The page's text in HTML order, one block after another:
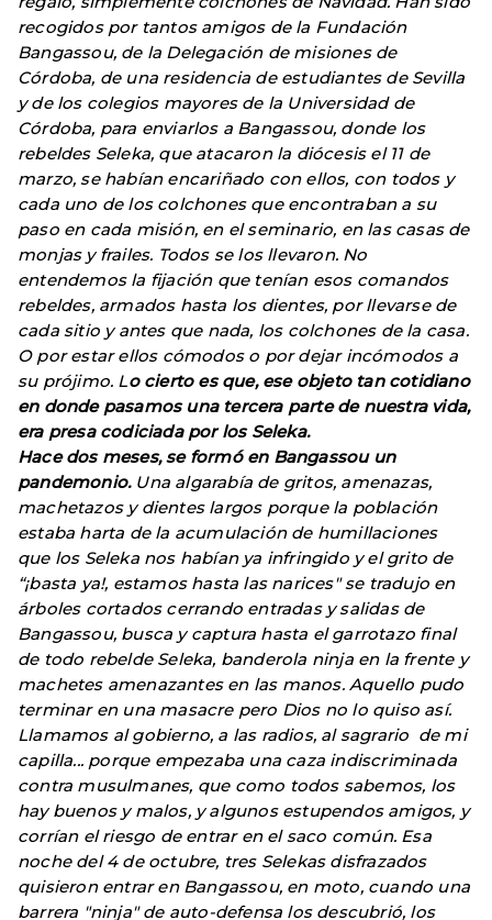
recogidos por tantos amigos de la Fundación
Bangassou, de la Delegación de misiones de
Córdoba, de una residencia de estudiantes de Sevilla
y de los colegios mayores de la Universidad de
Córdoba, para enviarlos a Bangassou, donde los
rebeldes Seleka, que atacaron la diócesis el 11 de
marzo, se habían encariñado con ellos, con todos y
cada uno de los colchones que encontraban a su
paso en cada misión, en el seminario, en las casas de
monjas y frailes. Todos se los llevaron. No
entendemos la fijación que tenían esos comandos
rebeldes, armados hasta los dientes, por llevarse de
cada sitio y antes que nada, los colchones de la casa.
O por estar ellos cómodos o por dejar incómodos a
su prójimo. Lo cierto es que, ese objeto tan cotidiano
en donde pasamos una tercera parte de nuestra vida,
era presa codiciada por los Seleka.
Hace dos meses, se formó en Bangassou un
pandemonio. Una algarabía de gritos, amenazas,
machetazos y dientes largos porque la población
estaba harta de la acumulación de humillaciones
que los Seleka nos habían ya infringido y el grito de
“¡basta ya!, estamos hasta las narices" se tradujo en
árboles cortados cerrando entradas y salidas de
Bangassou, busca y captura hasta el garrotazo final
de todo rebelde Seleka, banderola ninja en la frente y
machetes amenazantes en las manos. Aquello pudo
terminar en una masacre pero Dios no lo quiso así.
Llamamos al gobierno, a las radios, al sagrario de mi
capilla... porque empezaba una caza indiscriminada
contra musulmanes, que como todos sabemos, los
hay buenos y malos, y algunos estupendos amigos, y
corrían el riesgo de entrar en el saco común. Esa
noche del 4 de octubre, tres Selekas disfrazados
quisieron entrar en Bangassou, en moto, cuando una
barrera "ninja" de auto-defensa los descubrió, los